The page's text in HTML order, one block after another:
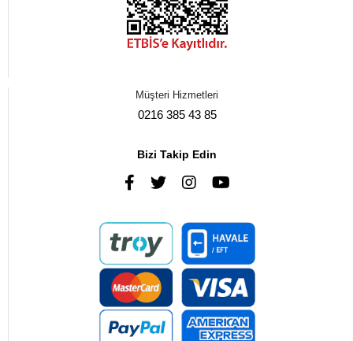
Müşteri Hizmetleri
0216 385 43 85
Bizi Takip Edin